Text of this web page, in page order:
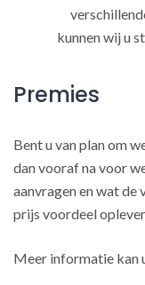
kunnen wij u
Premies
Bent u van plan om
dan vooraf na voor
aanvragen en wat de
prijs voordeel
Meer informatie kan